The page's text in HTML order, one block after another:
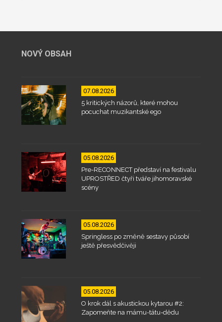
NOVÝ OBSAH
07.08.2026
5 kritických názorů, které mohou
pocuchat muzikantské ego
05.08.2026
Pre-RECONNECT představí na festivalu
UPROSTŘED čtyři tváře jihomoravské
scény
05.08.2026
Springless po změně sestavy působí
ještě přesvědčivěji
05.08.2026
O krok dál s akustickou kytarou #2:
Zapomeňte na mámu-tátu-dědu